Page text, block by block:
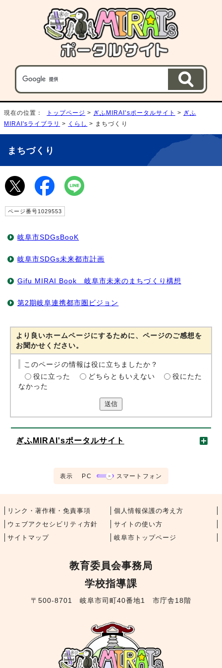
現在の位置： トップページ > ぎふMIRAI'sポータルサイト > ぎふ
MIRAI'sライブラリ > くらし > まちづくり
まちづくり
ページ番号1029553
岐阜市SDGsBooK
岐阜市SDGs未来都市計画
Gifu MIRAI Book 岐阜市未来のまちづくり構想
第2期岐阜連携都市圏ビジョン
より良いホームページにするために、ページのご感想を
お聞かせください。
このページの情報は役に立ちましたか？
役に立った
どちらともいえない
役にたた
なかった
送信
ぎふMIRAI'sポータルサイト
表示 PC スマートフォン
リンク・著作権・免責事項
個人情報保護の考え方
ウェブアクセシビリティ方針
サイトの使い方
サイトマップ
岐阜市トップページ
教育委員会事務局
学校指導課
〒500-8701 岐阜市司町40番地1 市庁舎18階